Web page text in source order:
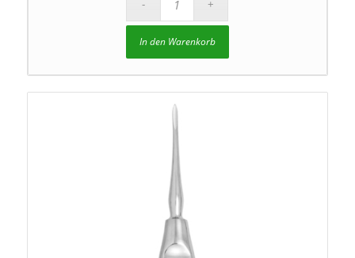
In den Warenkorb